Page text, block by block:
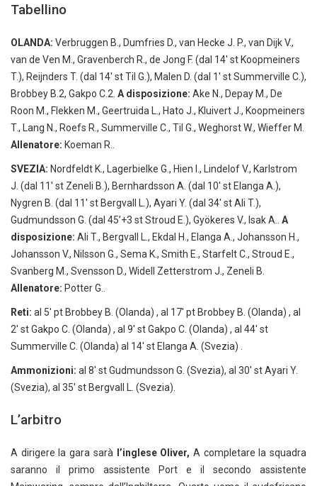
Tabellino
OLANDA: Verbruggen B., Dumfries D., van Hecke J. P., van Dijk V.,
van de Ven M., Gravenberch R., de Jong F. (dal 14′ st Koopmeiners
T.), Reijnders T. (dal 14′ st Til G.), Malen D. (dal 1′ st Summerville C.),
Brobbey B.2, Gakpo C.2. A disposizione: Ake N., Depay M., De
Roon M., Flekken M., Geertruida L., Hato J., Kluivert J., Koopmeiners
T., Lang N., Roefs R., Summerville C., Til G., Weghorst W., Wieffer M.
Allenatore: Koeman R..
SVEZIA: Nordfeldt K., Lagerbielke G., Hien I., Lindelof V., Karlstrom
J. (dal 11′ st Zeneli B.), Bernhardsson A. (dal 10′ st Elanga A.),
Nygren B. (dal 11′ st Bergvall L.), Ayari Y. (dal 34′ st Ali T.),
Gudmundsson G. (dal 45’+3 st Stroud E.), Gyökeres V., Isak A.. A
disposizione: Ali T., Bergvall L., Ekdal H., Elanga A., Johansson H.,
Johansson V., Nilsson G., Sema K., Smith E., Starfelt C., Stroud E.,
Svanberg M., Svensson D., Widell Zetterstrom J., Zeneli B.
Allenatore: Potter G..
Reti: al 5′ pt Brobbey B. (Olanda) , al 17′ pt Brobbey B. (Olanda) , al
2′ st Gakpo C. (Olanda) , al 9′ st Gakpo C. (Olanda) , al 44′ st
Summerville C. (Olanda) al 14′ st Elanga A. (Svezia) .
Ammonizioni: al 8′ st Gudmundsson G. (Svezia), al 30′ st Ayari Y.
(Svezia), al 35′ st Bergvall L. (Svezia).
L’arbitro
A dirigere la gara sarà l’inglese Oliver, A completare la squadra
saranno il primo assistente Port e il secondo assistente